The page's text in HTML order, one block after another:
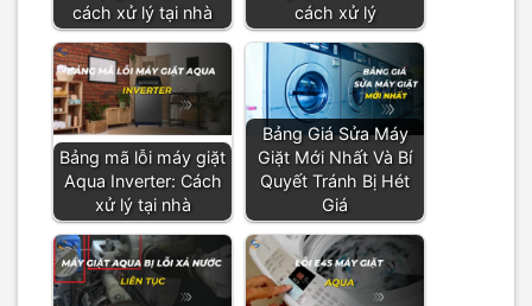
cách xử lý tại nhà
cách xử lý
Bảng mã lỗi máy giặt
Aqua Inverter: Cách
xử lý tại nhà
Bảng Giá Sửa Máy
Giặt Mới Nhất Và Bí
Quyết Tránh Bị Hét
Giá